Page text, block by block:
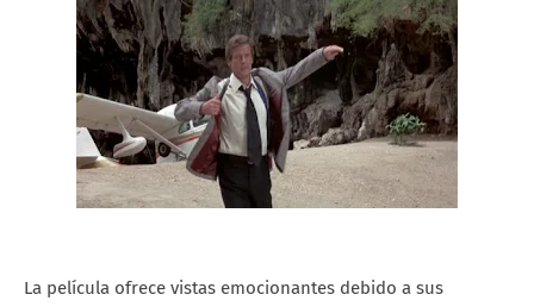
La película ofrece vistas emocionantes debido a sus